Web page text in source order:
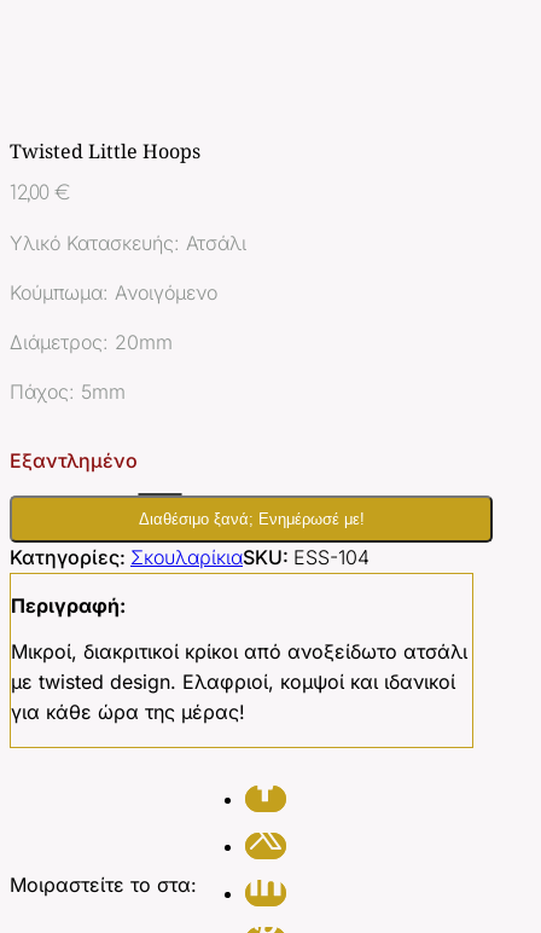
Twisted Little Hoops
12,00 €
Υλικό Κατασκευής: Ατσάλι
Κούμπωμα: Ανοιγόμενο
Διάμετρος: 20mm
Πάχος: 5mm
Εξαντλημένο
Διαθέσιμο ξανά; Ενημέρωσέ με!
Κατηγορίες: ΣκουλαρίκιαSKU: ESS-104
Περιγραφή:
Μικροί, διακριτικοί κρίκοι από ανοξείδωτο ατσάλι
με twisted design. Ελαφριοί, κομψοί και ιδανικοί
για κάθε ώρα της μέρας!
Μοιραστείτε το στα: